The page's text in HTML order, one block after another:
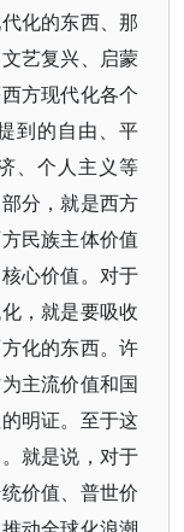
化的东西、那
艺复兴、启蒙
方现代化各个
到的自由、平
、个人主义等
分，就是西方
民族主体价值
心价值。对于
，就是要吸收
化的东西。许
主流价值和国
明证。至于这
就是说，对于
价值、普世价